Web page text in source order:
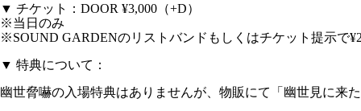
▼ チケット：DOOR ¥3,000（+D）
※当日のみ
※SOUND GARDENのリストバンドもしくはチケット提示で
▼ 特典について：
幽世脅嚇の入場特典はありませんが、物販にて「幽世見に来